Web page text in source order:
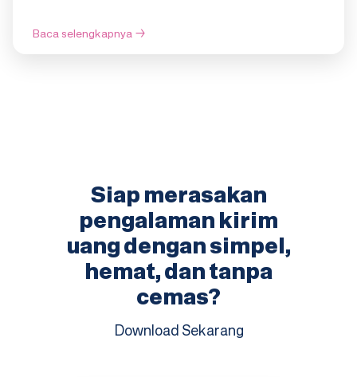
Baca selengkapnya→
Siap merasakan
pengalaman kirim
uang dengan simpel,
hemat, dan tanpa
cemas?
Download Sekarang